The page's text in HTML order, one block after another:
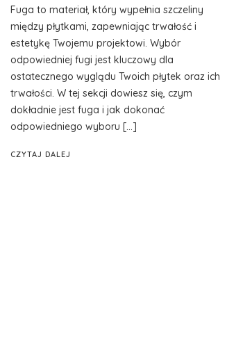
Fuga to materiał, który wypełnia szczeliny
między płytkami, zapewniając trwałość i
estetykę Twojemu projektowi. Wybór
odpowiedniej fugi jest kluczowy dla
ostatecznego wyglądu Twoich płytek oraz ich
trwałości. W tej sekcji dowiesz się, czym
dokładnie jest fuga i jak dokonać
odpowiedniego wyboru […]
CZYTAJ DALEJ